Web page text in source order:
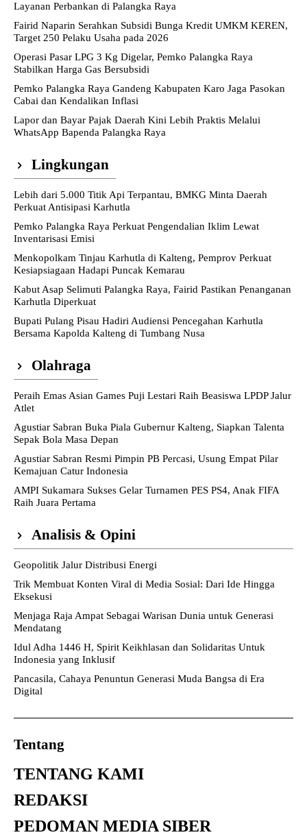
Layanan Perbankan di Palangka Raya
Fairid Naparin Serahkan Subsidi Bunga Kredit UMKM KEREN,
Target 250 Pelaku Usaha pada 2026
Operasi Pasar LPG 3 Kg Digelar, Pemko Palangka Raya
Stabilkan Harga Gas Bersubsidi
Pemko Palangka Raya Gandeng Kabupaten Karo Jaga Pasokan
Cabai dan Kendalikan Inflasi
Lapor dan Bayar Pajak Daerah Kini Lebih Praktis Melalui
WhatsApp Bapenda Palangka Raya
Lingkungan
Lebih dari 5.000 Titik Api Terpantau, BMKG Minta Daerah
Perkuat Antisipasi Karhutla
Pemko Palangka Raya Perkuat Pengendalian Iklim Lewat
Inventarisasi Emisi
Menkopolkam Tinjau Karhutla di Kalteng, Pemprov Perkuat
Kesiapsiagaan Hadapi Puncak Kemarau
Kabut Asap Selimuti Palangka Raya, Fairid Pastikan Penanganan
Karhutla Diperkuat
Bupati Pulang Pisau Hadiri Audiensi Pencegahan Karhutla
Bersama Kapolda Kalteng di Tumbang Nusa
Olahraga
Peraih Emas Asian Games Puji Lestari Raih Beasiswa LPDP Jalur
Atlet
Agustiar Sabran Buka Piala Gubernur Kalteng, Siapkan Talenta
Sepak Bola Masa Depan
Agustiar Sabran Resmi Pimpin PB Percasi, Usung Empat Pilar
Kemajuan Catur Indonesia
AMPI Sukamara Sukses Gelar Turnamen PES PS4, Anak FIFA
Raih Juara Pertama
Analisis & Opini
Geopolitik Jalur Distribusi Energi
Trik Membuat Konten Viral di Media Sosial: Dari Ide Hingga
Eksekusi
Menjaga Raja Ampat Sebagai Warisan Dunia untuk Generasi
Mendatang
Idul Adha 1446 H, Spirit Keikhlasan dan Solidaritas Untuk
Indonesia yang Inklusif
Pancasila, Cahaya Penuntun Generasi Muda Bangsa di Era
Digital
Tentang
TENTANG KAMI
REDAKSI
PEDOMAN MEDIA SIBER